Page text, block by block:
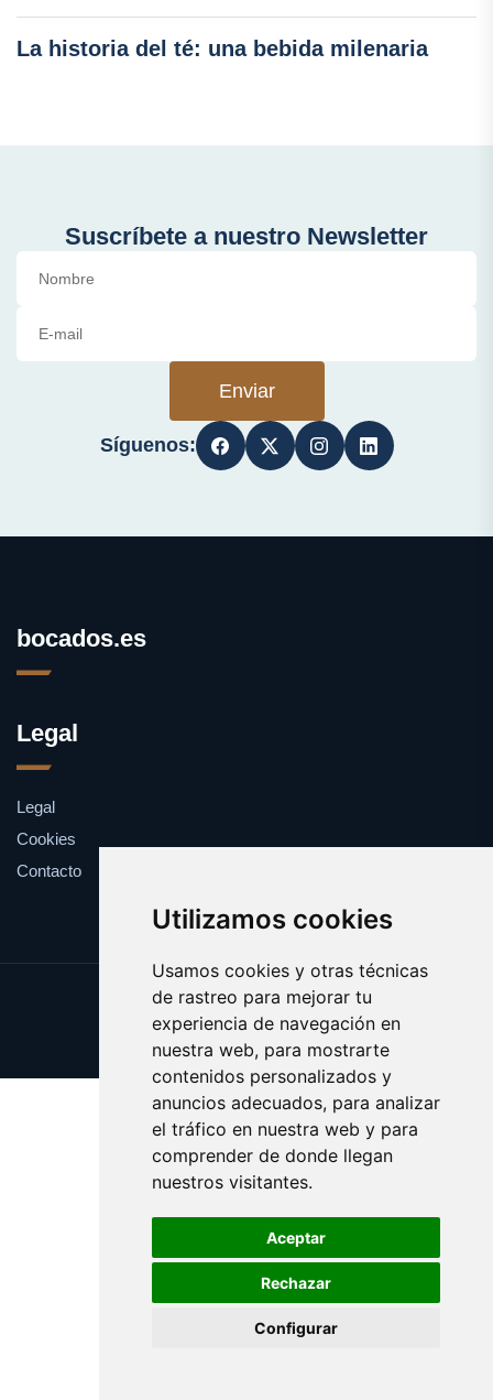
Utilizamos cookies
Usamos cookies y otras técnicas
de rastreo para mejorar tu
experiencia de navegación en
nuestra web, para mostrarte
contenidos personalizados y
anuncios adecuados, para analizar
el tráfico en nuestra web y para
comprender de donde llegan
nuestros visitantes.
Aceptar
Rechazar
Configurar
La historia del té: una bebida milenaria
Suscríbete a nuestro Newsletter
Enviar
Síguenos:
bocados.es
Legal
Legal
Cookies
Contacto
Update cookies preferences
Copyright © 2025 bocados.es